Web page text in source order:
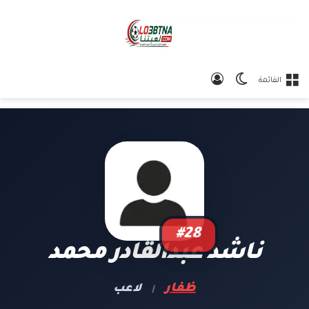
القائمة الوضع المظلم
#28
ناشد عبدالقادر محمد
ظفار | لاعب